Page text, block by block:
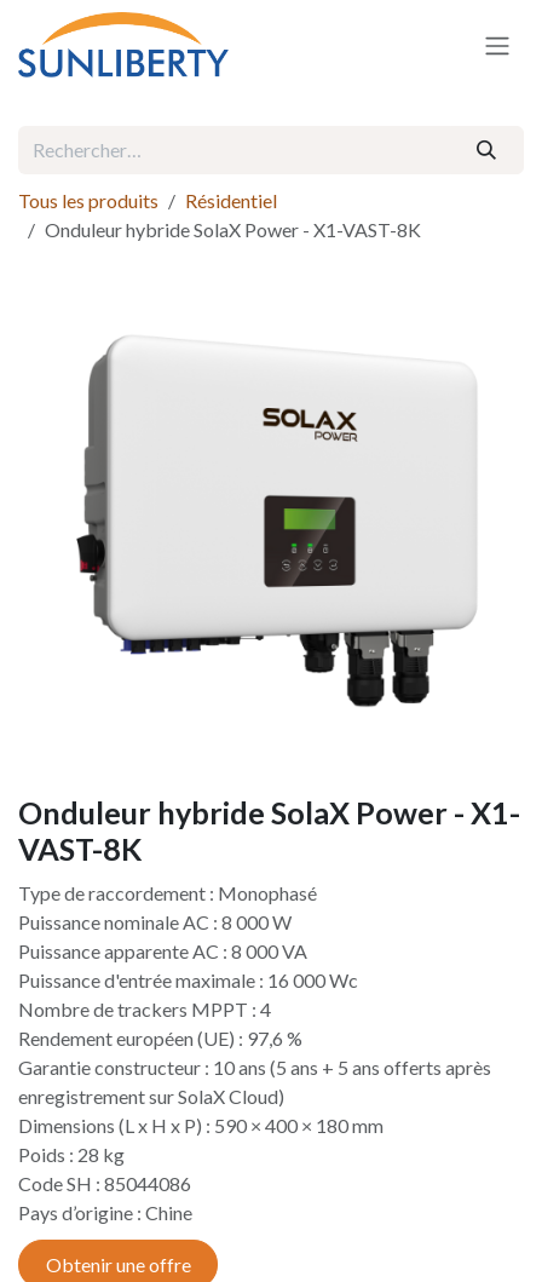
Se rendre au contenu
Tous les produits
Résidentiel
Onduleur hybride SolaX Power - X1-VAST-8K
Onduleur hybride SolaX Power - X1-
VAST-8K
Type de raccordement : Monophasé
Puissance nominale AC : 8 000 W
Puissance apparente AC : 8 000 VA
Puissance d'entrée maximale : 16 000 Wc
Nombre de trackers MPPT : 4
Rendement européen (UE) : 97,6 %
Garantie constructeur : 10 ans (5 ans + 5 ans offerts après
enregistrement sur SolaX Cloud)
Dimensions (L x H x P) : 590 × 400 × 180 mm
Poids : 28 kg
Code SH : 85044086
Pays d’origine : Chine​
Obtenir une offre